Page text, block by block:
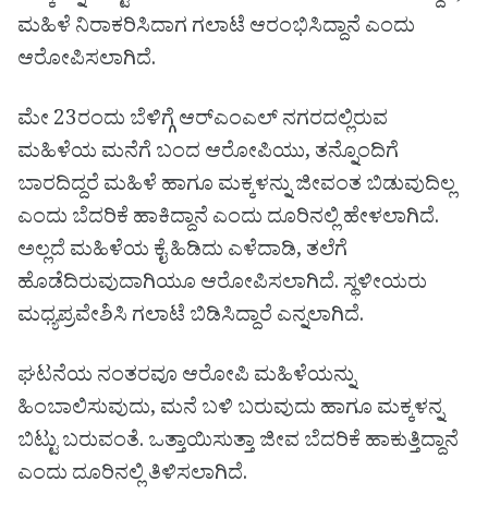
ಮಹಿಳೆ ನಿರಾಕರಿಸಿದಾಗ ಗಲಾಟೆ ಆರಂಭಿಸಿದ್ದಾನೆ ಎಂದು
ಆರೋಪಿಸಲಾಗಿದೆ.
ಮೇ 23ರಂದು ಬೆಳಿಗ್ಗೆ ಆರ್‌ಎಂಎಲ್ ನಗರದಲ್ಲಿರುವ
ಮಹಿಳೆಯ ಮನೆಗೆ ಬಂದ ಆರೋಪಿಯು, ತನ್ನೊಂದಿಗೆ
ಬಾರದಿದ್ದರೆ ಮಹಿಳೆ ಹಾಗೂ ಮಕ್ಕಳನ್ನು ಜೀವಂತ ಬಿಡುವುದಿಲ್ಲ
ಎಂದು ಬೆದರಿಕೆ ಹಾಕಿದ್ದಾನೆ ಎಂದು ದೂರಿನಲ್ಲಿ ಹೇಳಲಾಗಿದೆ.
ಅಲ್ಲದೆ ಮಹಿಳೆಯ ಕೈ ಹಿಡಿದು ಎಳೆದಾಡಿ, ತಲೆಗೆ
ಹೊಡೆದಿರುವುದಾಗಿಯೂ ಆರೋಪಿಸಲಾಗಿದೆ. ಸ್ಥಳೀಯರು
ಮಧ್ಯಪ್ರವೇಶಿಸಿ ಗಲಾಟೆ ಬಿಡಿಸಿದ್ದಾರೆ ಎನ್ನಲಾಗಿದೆ.
ಘಟನೆಯ ನಂತರವೂ ಆರೋಪಿ ಮಹಿಳೆಯನ್ನು
ಹಿಂಬಾಲಿಸುವುದು, ಮನೆ ಬಳಿ ಬರುವುದು ಹಾಗೂ ಮಕ್ಕಳನ್ನ
ಬಿಟ್ಟು ಬರುವಂತೆ. ಒತ್ತಾಯಿಸುತ್ತಾ ಜೀವ ಬೆದರಿಕೆ ಹಾಕುತ್ತಿದ್ದಾನೆ
ಎಂದು ದೂರಿನಲ್ಲಿ ತಿಳಿಸಲಾಗಿದೆ.